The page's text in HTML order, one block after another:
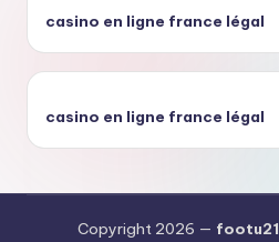
casino en ligne france légal
casino en ligne france légal
Copyright 2026 — footu21